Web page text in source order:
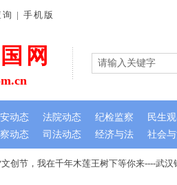
节，我在千年木莲王树下等你来----武汉
网
动态 司法动态 经济与法 社会
| 手机版
动态 法院动态 纪检监察 民生